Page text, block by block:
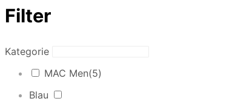
Filter
Kategorie
MAC Men(5)
Blau